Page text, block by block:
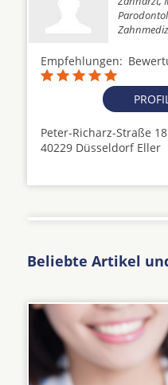
Empfehlungen:
Peter-Richarz-Straße 18
40229 Düsseldorf Eller
Beliebte Artikel